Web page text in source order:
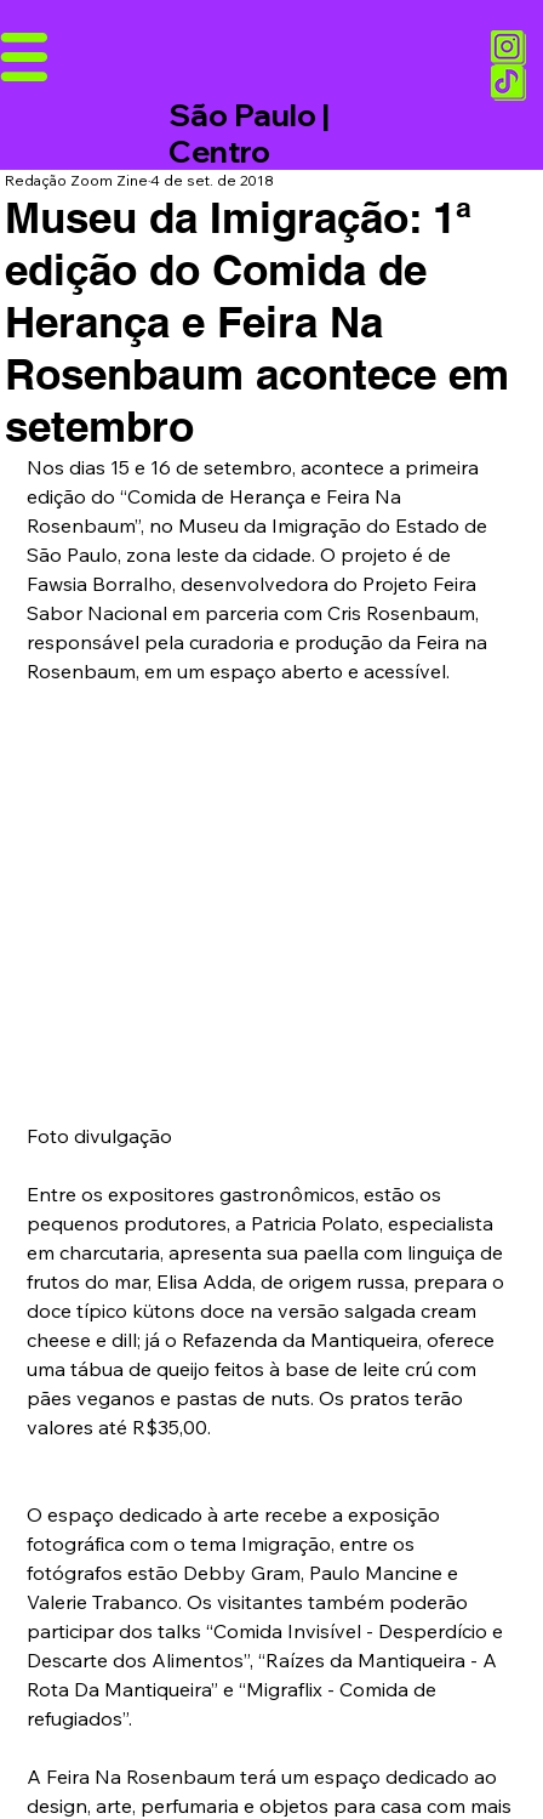
São Paulo |
Centro
Museu da Imigração: 1ª
edição do Comida de
Herança e Feira Na
Rosenbaum acontece em
setembro
Redação Zoom Zine4 de set. de 2018
Nos dias 15 e 16 de setembro, acontece a primeira
edição do “Comida de Herança e Feira Na
Rosenbaum”, no Museu da Imigração do Estado de
São Paulo, zona leste da cidade. O projeto é de
Fawsia Borralho, desenvolvedora do Projeto Feira
Sabor Nacional em parceria com Cris Rosenbaum,
responsável pela curadoria e produção da Feira na
Rosenbaum, em um espaço aberto e acessível.
Foto divulgação
Entre os expositores gastronômicos, estão os
pequenos produtores, a Patricia Polato, especialista
em charcutaria, apresenta sua paella com linguiça de
frutos do mar, Elisa Adda, de origem russa, prepara o
doce típico kütons doce na versão salgada cream
cheese e dill; já o Refazenda da Mantiqueira, oferece
uma tábua de queijo feitos à base de leite crú com
pães veganos e pastas de nuts. Os pratos terão
valores até R$35,00.
O espaço dedicado à arte recebe a exposição
fotográfica com o tema Imigração, entre os
fotógrafos estão Debby Gram, Paulo Mancine e
Valerie Trabanco. Os visitantes também poderão
participar dos talks “Comida Invisível - Desperdício e
Descarte dos Alimentos”, “Raízes da Mantiqueira - A
Rota Da Mantiqueira” e “Migraflix - Comida de
refugiados”.
A Feira Na Rosenbaum terá um espaço dedicado ao
design, arte, perfumaria e objetos para casa com mais